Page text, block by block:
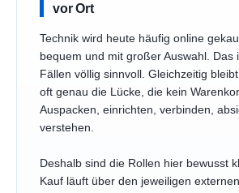
vor Ort
Technik wird heute häufig online
bequem und mit großer Auswahl. Das
Fällen völlig sinnvoll. Gleichzeitig
oft genau die Lücke, die kein
Auspacken, einrichten, verbinden,
verstehen.
Deshalb sind die Rollen hier bewusst
Kauf läuft über den jeweiligen